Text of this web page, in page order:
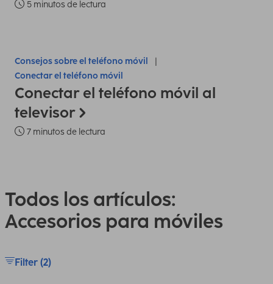
5 minutos de lectura
Consejos sobre el teléfono móvil
Conectar el teléfono móvil
Conectar el teléfono móvil al
televisor
7 minutos de lectura
Todos los artículos:
Accesorios para móviles
Filter (2)